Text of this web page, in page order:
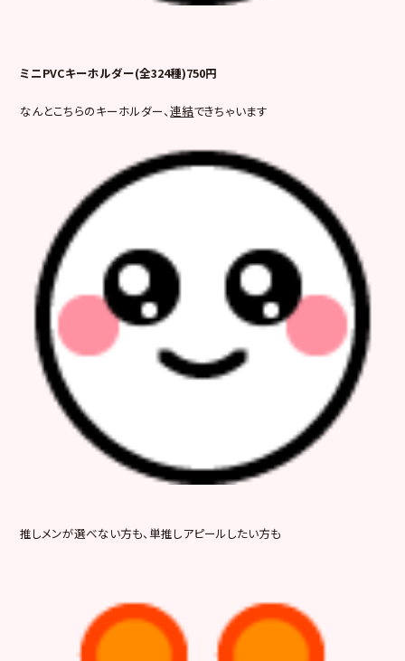
ミニPVCキーホルダー(全324種)750円
なんとこちらのキーホルダー、連結できちゃいます
推しメンが選べない方も、単推しアピールしたい方も